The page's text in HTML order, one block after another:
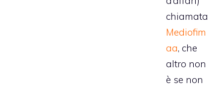
chiamata
Mediofim
aa, che
altro non
è se non